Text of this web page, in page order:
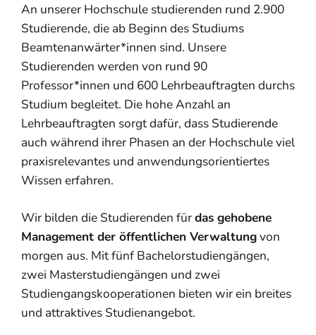
An unserer Hochschule studierenden rund 2.900
Studierende, die ab Beginn des Studiums
Beamtenanwärter*innen sind. Unsere
Studierenden werden von rund 90
Professor*innen und 600 Lehrbeauftragten durchs
Studium begleitet. Die hohe Anzahl an
Lehrbeauftragten sorgt dafür, dass Studierende
auch während ihrer Phasen an der Hochschule viel
praxisrelevantes und anwendungsorientiertes
Wissen erfahren.
Wir bilden die Studierenden fürdas gehobene
Management der öffentlichen Verwaltungvon
morgen aus. Mit fünf Bachelorstudiengängen,
zwei Masterstudiengängen und zwei
Studiengangskooperationen bieten wir ein breites
und attraktives Studienangebot.